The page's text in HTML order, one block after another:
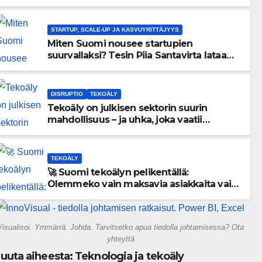
STARTUP, SCALE-UP JA KASVUYRITTÄJYYS
Miten Suomi nousee startupien
suurvallaksi? Tesin Piia Santavirta lataa
DISRUPTIO TEKOÄLY
Tekoäly on julkisen sektorin suurin
mahdollisuus – ja uhka, joka vaatii
TEKOÄLY
🚀 Suomi tekoälyn pelikentällä:
Olemmeko vain maksavia asiakkaita vai
gigatehtaan?
Ymmärrä. Johda. Tarvitsetko apua tiedolla johtamisessa? Ota
yhteyttä
aiheesta: Teknologia ja tekoäly